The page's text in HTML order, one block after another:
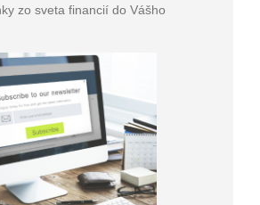
zo sveta financií do Vášho